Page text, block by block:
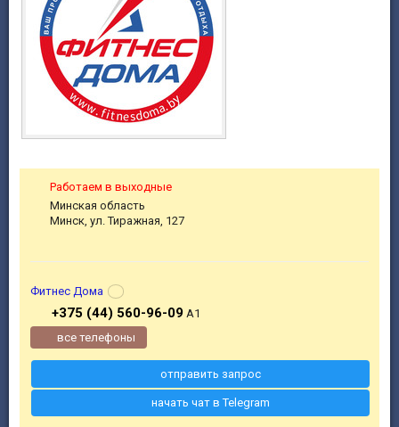
Работаем в выходные
Минская область
Минск, ул. Тиражная, 127
Фитнес Дома
+375 (44) 560-96-09A1
все телефоны
отправить запрос
начать чат в Telegram